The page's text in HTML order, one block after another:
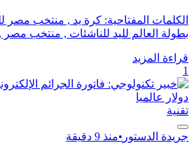
الكلمات المفتاحية: كرة يد , منتخب مصر
بطولة العالم لليد للناشئات , منتخب مصر
قراءة المزيد
1
تقنية
جريدة الدستور •منذ 9 دقيقة